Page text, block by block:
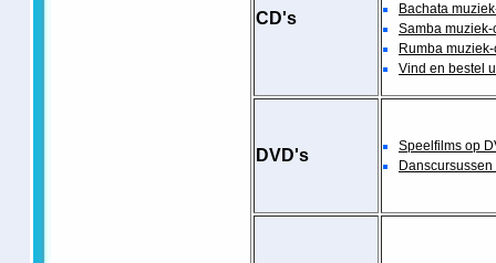
CD's
Bachata
Samba muziek-
Rumba muziek-
Vind en bestel
DVD's
Speelfilms op